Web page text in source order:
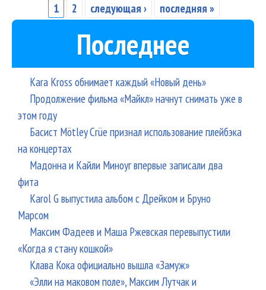
Страницы
1 2 следующая › последняя »
Последнее
Kara Kross обнимает каждый «Новый день»
Продолжение фильма «Майкл» начнут снимать уже в
этом году
Басист Mötley Crüe признал использование плейбэка
на концертах
Мадонна и Кайли Миноуг впервые записали два
фита
Karol G выпустила альбом с Дрейком и Бруно
Марсом
Максим Фадеев и Маша Ржевская перевыпустили
«Когда я стану кошкой»
Клава Кока официально вышла «Замуж»
«Элли на маковом поле», Максим Лутчак и